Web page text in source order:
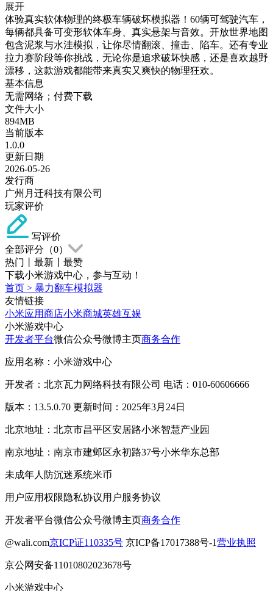
展开
体验真实软体物理的终极车辆破坏模拟器！60辆可驾驶汽车，
每辆都具备可变形软体车身、真实悬架与音效。开放世界地图
包含泥浆与水洼模拟，让你尽情翻滚、撞击、陷车。还有专业
拉力赛阶段等你挑战，无论你是追求破坏快感，还是喜欢越野
漂移，这款游戏都能带来真实又爽快的物理狂欢。
基本信息
无需网络；付费下载
文件大小
894MB
当前版本
1.0.0
更新日期
2026-05-26
发行商
广州月迁科技有限公司
玩家评价
写评价
全部评分（0）
热门
最新
最赞
下载小米游戏中心，参与互动！
首页 > 暴力翻车模拟器
友情链接
小米应用商店小米商城英雄互娱
小米游戏中心
开发者平台微信公众号微博主页商务合作
应用名称：小米游戏中心
开发者：北京瓦力网络科技有限公司 电话：010-60606666
版本：13.5.0.70 更新时间：2025年3月24日
北京地址：北京市昌平区安居路小米智慧产业园
南京地址：南京市建邺区永初路37号小米华东总部
未成年人防沉迷系统米币
用户应用权限隐私协议用户服务协议
开发者平台微信公众号微博主页商务合作
@wali.com京ICP证110335号 京ICP备17017388号-1营业执照
京公网安备11010802023678号
小米游戏中心